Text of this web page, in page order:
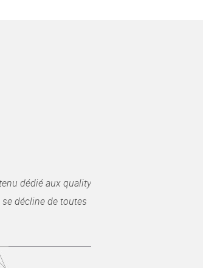
dédié aux quality
décline de toutes